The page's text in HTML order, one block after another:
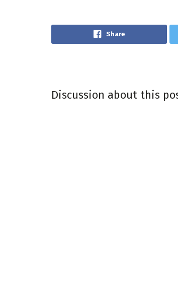
Share
Discussion about this